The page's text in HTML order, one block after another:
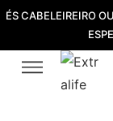
ÉS CABELEIREIRO